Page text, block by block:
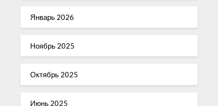
Январь 2026
Ноябрь 2025
Октябрь 2025
Июнь 2025